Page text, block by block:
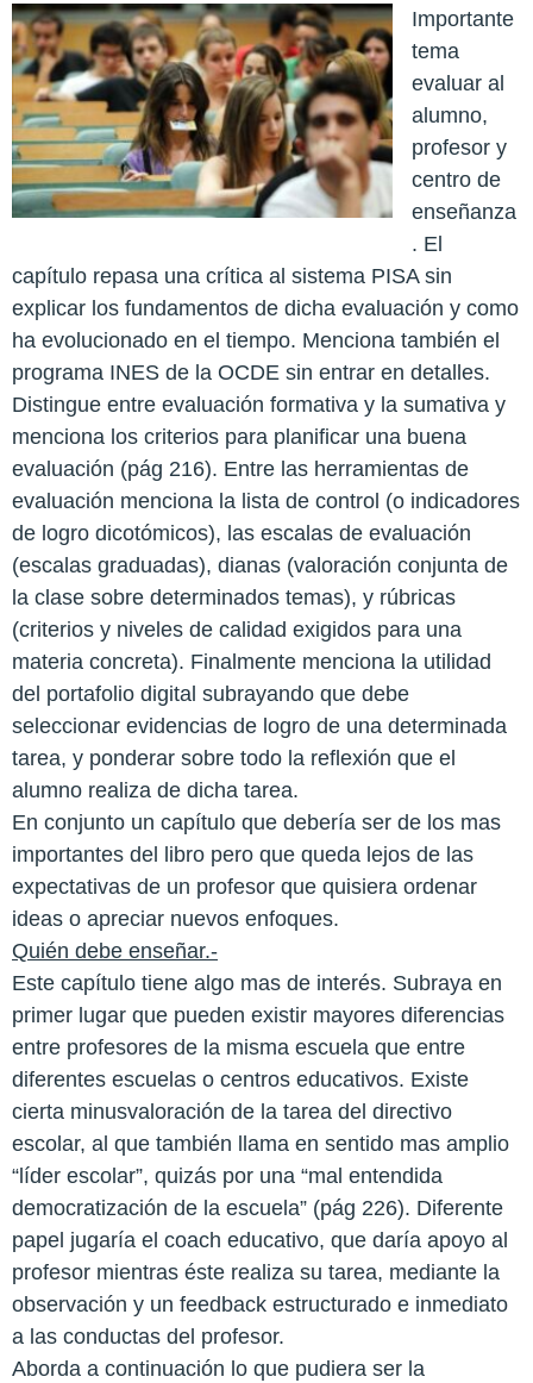
Importante
tema
evaluar al
alumno,
profesor y
centro de
enseñanza
. El
capítulo repasa una crítica al sistema PISA sin
explicar los fundamentos de dicha evaluación y como
ha evolucionado en el tiempo. Menciona también el
programa INES de la OCDE sin entrar en detalles.
Distingue entre evaluación formativa y la sumativa y
menciona los criterios para planificar una buena
evaluación (pág 216). Entre las herramientas de
evaluación menciona la lista de control (o indicadores
de logro dicotómicos), las escalas de evaluación
(escalas graduadas), dianas (valoración conjunta de
la clase sobre determinados temas), y rúbricas
(criterios y niveles de calidad exigidos para una
materia concreta). Finalmente menciona la utilidad
del portafolio digital subrayando que debe
seleccionar evidencias de logro de una determinada
tarea, y ponderar sobre todo la reflexión que el
alumno realiza de dicha tarea.
En conjunto un capítulo que debería ser de los mas
importantes del libro pero que queda lejos de las
expectativas de un profesor que quisiera ordenar
ideas o apreciar nuevos enfoques.
Quién debe enseñar.-
Este capítulo tiene algo mas de interés. Subraya en
primer lugar que pueden existir mayores diferencias
entre profesores de la misma escuela que entre
diferentes escuelas o centros educativos. Existe
cierta minusvaloración de la tarea del directivo
escolar, al que también llama en sentido mas amplio
“líder escolar”, quizás por una “mal entendida
democratización de la escuela” (pág 226). Diferente
papel jugaría el coach educativo, que daría apoyo al
profesor mientras éste realiza su tarea, mediante la
observación y un feedback estructurado e inmediato
a las conductas del profesor.
Aborda a continuación lo que pudiera ser la